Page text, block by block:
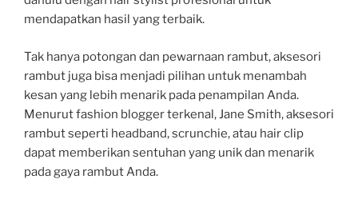
mendapatkan hasil yang terbaik.
Tak hanya potongan dan pewarnaan rambut, aksesori
rambut juga bisa menjadi pilihan untuk menambah
kesan yang lebih menarik pada penampilan Anda.
Menurut fashion blogger terkenal, Jane Smith, aksesori
rambut seperti headband, scrunchie, atau hair clip
dapat memberikan sentuhan yang unik dan menarik
pada gaya rambut Anda.